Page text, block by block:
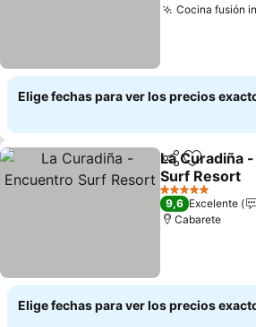
Cocina fusión
Elige fechas para ver los precios
Compartir
Agregar
La Curadiña
Surf Resort
5 Estrellas
9,6 Excelente
Cabarete
Elige fechas para ver los precios